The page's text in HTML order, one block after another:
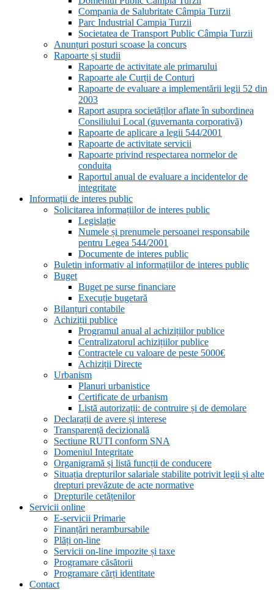
Compania de Salubritate Câmpia Turzii
Parc Industrial Campia Turzii
Societatea de Transport Public Câmpia Turzii
Anunțuri posturi scoase la concurs
Rapoarte și studii
Rapoarte de activitate ale primarului
Rapoarte ale Curții de Conturi
Rapoarte de evaluare a implementării legii 52 din
2003
Raport asupra societăților aflate în subordinea
Consiliului Local (guvernanta corporativă)
Rapoarte de aplicare a legii 544/2001
Rapoarte de activitate servicii
Rapoarte privind respectarea normelor de
conduita
Raportul anual de evaluare a incidentelor de
integritate
Informații de interes public
Solicitarea informațiilor de interes public
Legislație
Numele și prenumele persoanei responsabile
pentru Legea 544/2001
Documente de interes public
Buletin informativ al informațiilor de interes public
Buget
Buget pe surse financiare
Execuție bugetară
Bilanțuri contabile
Achiziții publice
Programul anual al achizițiilor publice
Centralizatorul achizițiilor publice
Contractele cu valoare de peste 5000€
Achiziții Directe
Urbanism
Planuri urbanistice
Certificate de urbanism
Listă autorizații: de contruire și de demolare
Declarații de avere și interese
Transparență decizională
Sectiune RUTI conform SNA
Domeniul Integritate
Organigramă și listă funcții de conducere
Situația drepturilor salariale stabilite potrivit legii și alte
drepturi prevăzute de acte normative
Drepturile cetățenilor
Servicii online
E-servicii Primarie
Finanțări nerambursabile
Plăți on-line
Servicii on-line impozite și taxe
Programare căsătorii
Programare cărți identitate
Contact